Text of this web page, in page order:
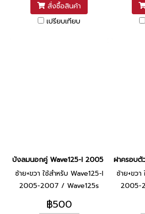
สั่งซื้อสินค้า
เปรียบเทียบ
บังลมนอกคู่ Wave125-I 2005 ยี่ห้อ SCT
ซ้าย+ขวา ใช้สำหรับ Wave125-I
2005-2007 / Wave125s
2005-2007
฿500
ฝาครอบตั
ซ้าย+ขวา
2005-